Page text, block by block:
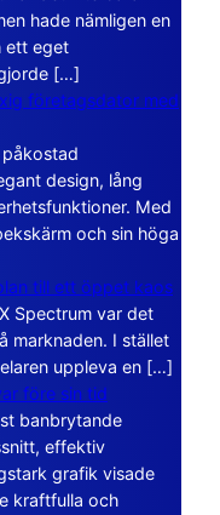
hade nämligen en
ett eget
[…]
företagsdator med
design, lång
Med
och sin höga
till ett öppet kaos
Spectrum var det
marknaden. I stället
uppleva en […]
före sin tid
banbrytande
effektiv
grafik visade
kraftfulla och